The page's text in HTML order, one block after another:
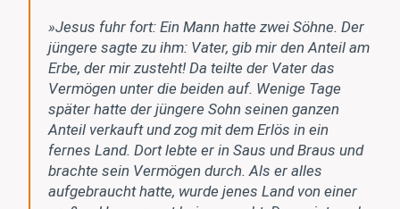
»Jesus fuhr fort: Ein Mann hatte zwei Söhne. Der
jüngere sagte zu ihm: Vater, gib mir den Anteil am
Erbe, der mir zusteht! Da teilte der Vater das
Vermögen unter die beiden auf. Wenige Tage
später hatte der jüngere Sohn seinen ganzen
Anteil verkauft und zog mit dem Erlös in ein
fernes Land. Dort lebte er in Saus und Braus und
brachte sein Vermögen durch. Als er alles
aufgebraucht hatte, wurde jenes Land von einer